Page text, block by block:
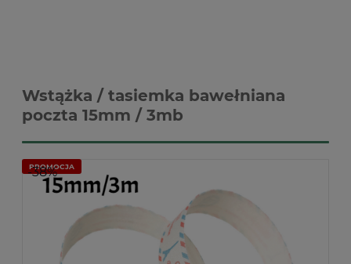
Wstążka / tasiemka bawełniana
poczta 15mm / 3mb
PROMOCJA
-38%